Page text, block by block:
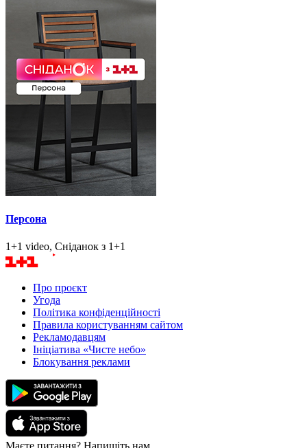
Персона
1+1 video, Сніданок з 1+1
Про проєкт
Угода
Політика конфіденційності
Правила користуванням сайтом
Рекламодавцям
Ініціатива «Чисте небо»
Блокування реклами
Маєте питання? Напишіть нам